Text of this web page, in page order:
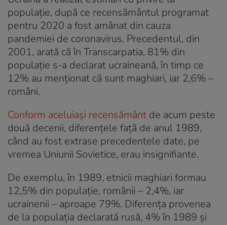
populație, după ce recensământul programat
pentru 2020 a fost amânat din cauza
pandemiei de coronavirus. Precedentul, din
2001, arată că în Transcarpatia, 81% din
populație s-a declarat ucraineană, în timp ce
12% au menționat că sunt maghiari, iar 2,6% –
români.
Conform aceluiași recensământ de acum peste
două decenii, diferențele față de anul 1989,
când au fost extrase precedentele date, pe
vremea Uniunii Sovietice, erau insignifiante.
De exemplu, în 1989, etnicii maghiari formau
12,5% din populație, românii – 2,4%, iar
ucrainenii – aproape 79%. Diferența provenea
de la populația declarată rusă, 4% în 1989 și